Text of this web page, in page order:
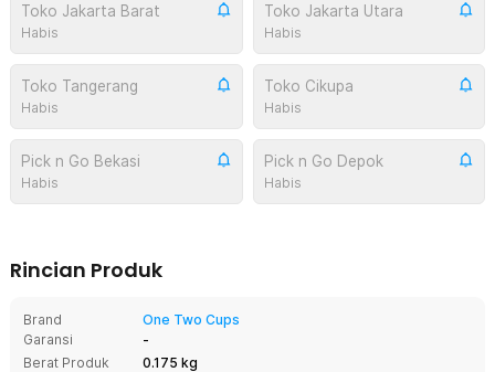
Toko Jakarta Barat
Habis
Toko Jakarta Utara
Habis
Toko Tangerang
Habis
Toko Cikupa
Habis
Pick n Go Bekasi
Habis
Pick n Go Depok
Habis
Rincian Produk
Brand
One Two Cups
Garansi
-
Berat Produk
0.175 kg